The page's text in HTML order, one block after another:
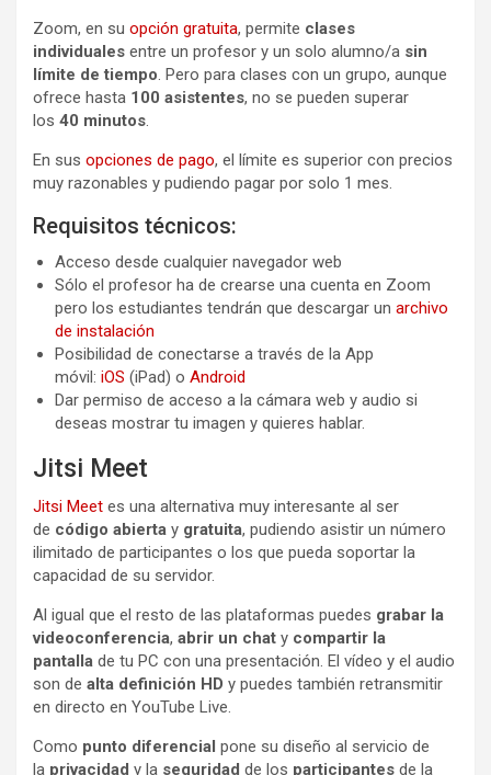
Zoom, en su opción gratuita, permite clases
individuales entre un profesor y un solo alumno/a sin
límite de tiempo. Pero para clases con un grupo, aunque
ofrece hasta 100 asistentes, no se pueden superar
los 40 minutos.
En sus opciones de pago, el límite es superior con precios
muy razonables y pudiendo pagar por solo 1 mes.
Requisitos técnicos:
Acceso desde cualquier navegador web
Sólo el profesor ha de crearse una cuenta en Zoom
pero los estudiantes tendrán que descargar un archivo
de instalación
Posibilidad de conectarse a través de la App
móvil: iOS (iPad) o Android
Dar permiso de acceso a la cámara web y audio si
deseas mostrar tu imagen y quieres hablar.
Jitsi Meet
Jitsi Meet es una alternativa muy interesante al ser
de código abierta y gratuita, pudiendo asistir un número
ilimitado de participantes o los que pueda soportar la
capacidad de su servidor.
Al igual que el resto de las plataformas puedes grabar la
videoconferencia, abrir un chat y compartir la
pantalla de tu PC con una presentación. El vídeo y el audio
son de alta definición HD y puedes también retransmitir
en directo en YouTube Live.
Como punto diferencial pone su diseño al servicio de
la privacidad y la seguridad de los participantes de la